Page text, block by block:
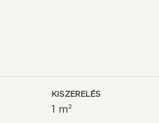
KISZERELÉS
1 m²